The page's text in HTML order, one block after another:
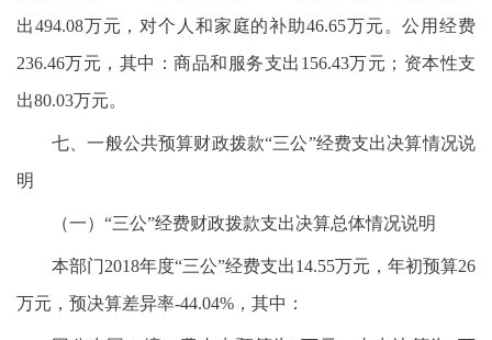
出494.08万元，对个人和家庭的补助46.65万元。公用经费
236.46万元，其中：商品和服务支出156.43万元；资本性支
出80.03万元。
七、一般公共预算财政拨款“三公”经费支出决算情况说
明
（一）“三公”经费财政拨款支出决算总体情况说明
本部门2018年度“三公”经费支出14.55万元，年初预算26
万元，预决算差异率-44.04%，其中：